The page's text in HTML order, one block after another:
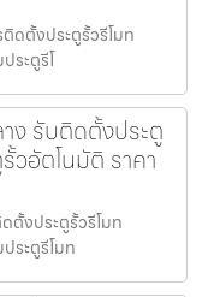
ดตั้งประตูรั้วรีโมท
ระตูรีโ
ง รับติดตั้งประตู
วอัตโนมัติ ราคา
ตั้งประตูรั้วรีโมท
ระตูรีโมท